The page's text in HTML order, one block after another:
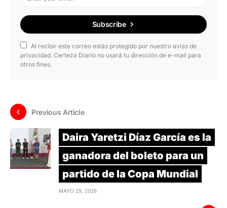
Subscribe
Al recibir este correo estás protegido por nuestro aviso de
privacidad. Certeza Diario no usará tu dirección de e-mail para
otros fines.
Previous Article
Daira Yaretzi Díaz García es la
ganadora del boleto para un
partido de la Copa Mundial
MAYO 29, 2026